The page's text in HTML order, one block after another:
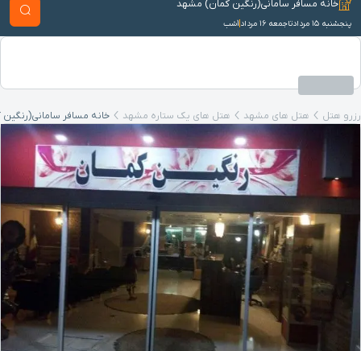
خانه مسافر سامانی(رنگین کمان) مشهد
پنجشنبه ۱۵ مرداد تاجمعه ۱۶ مرداد 1شب
رزرو هتل هتل های مشهد هتل‌ های یک ستاره مشهد خانه مسافر